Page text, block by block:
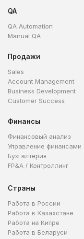
QA
QA Automation
Manual QA
Продажи
Sales
Account Management
Business Development
Customer Success
Финансы
Финансовый анализ
Управление финансами
Бухгалтерия
FP&A / Контроллинг
Страны
Работа в России
Работа в Казахстане
Работа на Кипре
Работа в Беларуси